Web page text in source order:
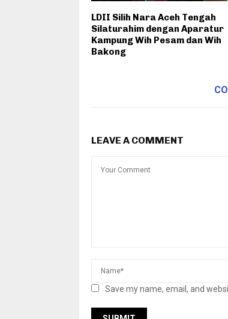
LDII Silih Nara Aceh Tengah
Silaturahim dengan Aparatur
Kampung Wih Pesam dan Wih
Bakong
LEAVE A COMMENT
Save my name, email, and